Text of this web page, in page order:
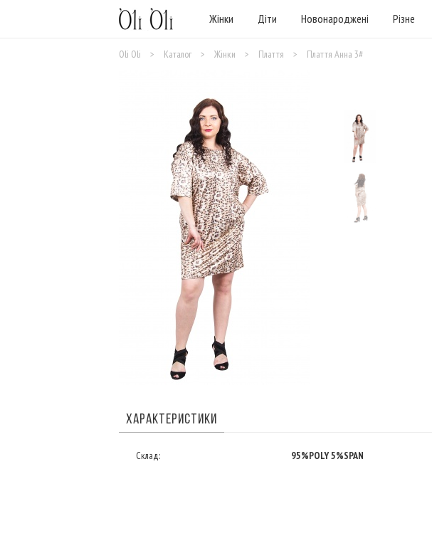
Жінки Діти Новонароджені Різне
Oli Oli > Каталог > Жінки > Плаття > Плаття Анна 3#
ХАРАКТЕРИСТИКИ
Склад: 95%POLY 5%SPAN